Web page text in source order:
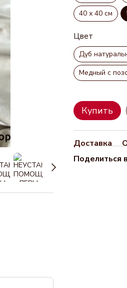
40 х 40 см
Цвет
Дуб
Медный с
Купить
Доставка
Поделиться